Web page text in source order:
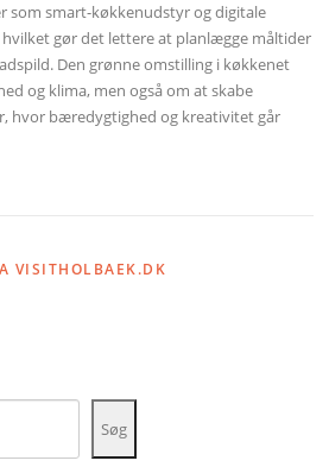
som smart-køkkenudstyr og digitale
gør det lettere at planlægge måltider
Den grønne omstilling i køkkenet
og klima, men også om at skabe
hvor bæredygtighed og kreativitet går
VISITHOLBAEK.DK
Søg